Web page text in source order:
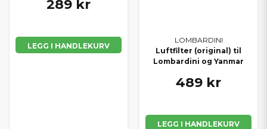
289 kr
LEGG I HANDLEKURV
LOMBARDINI
Luftfilter (original) til
Lombardini og Yanmar
489 kr
LEGG I HANDLEKURV